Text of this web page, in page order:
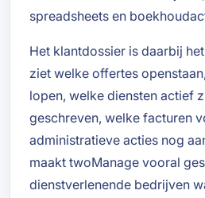
spreadsheets en
Het klantdossier is daarbij
ziet welke offertes
lopen, welke diensten actief
geschreven, welke facturen
administratieve acties nog
maakt twoManage vooral
dienstverlenende bedrijven